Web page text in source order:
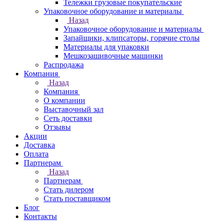
Тележки грузовые покупательские
Упаковочное оборудование и материалы
Назад
Упаковочное оборудование и материалы
Запайщики, клипсаторы, горячие столы
Материалы для упаковки
Мешкозашивочные машинки
Распродажа
Компания
Назад
Компания
О компании
Выставочный зал
Сеть доставки
Отзывы
Акции
Доставка
Оплата
Партнерам
Назад
Партнерам
Стать дилером
Стать поставщиком
Блог
Контакты